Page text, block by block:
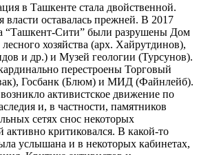
в Ташкенте стала двойственной.
власти оставалась прежней. В 2017
“Ташкент-Сити” были разрушены Дом
хозяйства (арх. Хайрутдинов),
и др.) и Музей геологии (Турсунов).
перестроены Торговый
Госбанк (Блюм) и МИД (Файнлейб).
активистское движение по
и, в частности, памятников
сетях снос некоторых
активно критиковался. В какой-то
услышана и в некоторых кабинетах,